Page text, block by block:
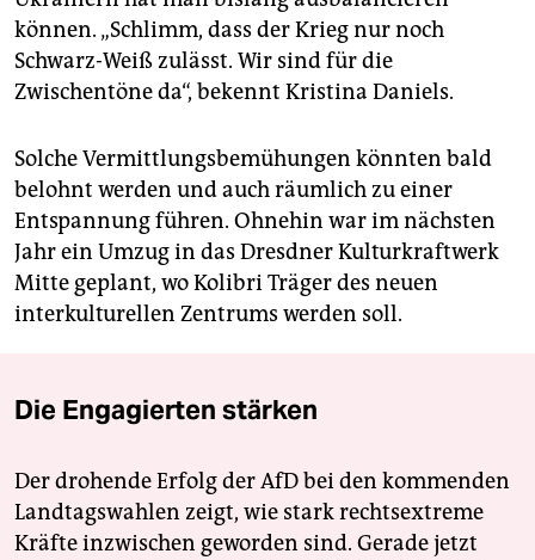
können. „Schlimm, dass der Krieg nur noch
Schwarz-Weiß zulässt. Wir sind für die
Zwischentöne da“, bekennt Kristina Daniels.
Solche Vermittlungsbemühungen könnten bald
belohnt werden und auch räumlich zu einer
Entspannung führen. Ohnehin war im nächsten
Jahr ein Umzug in das Dresdner Kulturkraftwerk
Mitte geplant, wo Kolibri Träger des neuen
interkulturellen Zentrums werden soll.
Die Engagierten stärken
Der drohende Erfolg der AfD bei den kommenden
Landtagswahlen zeigt, wie stark rechtsextreme
Kräfte inzwischen geworden sind. Gerade jetzt